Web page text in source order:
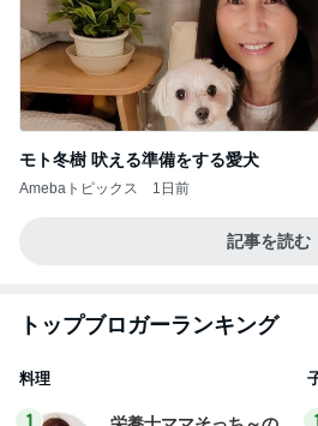
モト冬樹 吠える準備をする愛犬
Amebaトピックス 1日前
記事を読む
トップブロガーランキング
料理
1 1